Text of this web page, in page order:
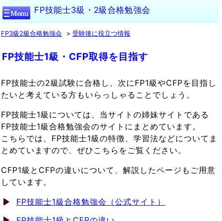
FP技能士3級・2級合格勉強会
FP3級2級合格勉強会 受験後に役立つ情報
FP技能士1級・CFP取得を目指す
FP技能士の2級試験に合格し、次にFP1級やCFPを目指し
たいと考えている方もいらっしゃることでしょう。
FP技能士1級については、当サイトの姉妹サイトである
FP技能士1級合格勉強会のサイトにまとめています。
こちらでは、FP技能士1級の特徴、学習法などについてま
とめていますので、ぜひこちらをご覧ください。
CFP1級とCFPの違いについて、解説したページもご用意
しています。
FP技能士1級合格勉強会（公式サイト）